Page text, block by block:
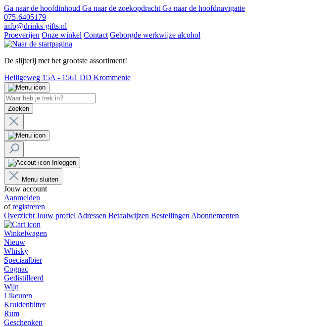
Ga naar de hoofdinhoud Ga naar de zoekopdracht Ga naar de hoofdnavigatie
075-6405179
info@drinks-gifts.nl
Proeverijen Onze winkel Contact Geborgde werkwijze alcohol
De slijterij met het grootste assortiment!
Heiligeweg 15A - 1561 DD Krommenie
Zoeken
Inloggen
Menu sluiten
Jouw account
Aanmelden
ofregistreren
Overzicht Jouw profiel Adressen Betaalwijzen Bestellingen Abonnementen
Winkelwagen
Nieuw
Whisky
Speciaalbier
Cognac
Gedistilleerd
Wijn
Likeuren
Kruidenbitter
Rum
Geschenken